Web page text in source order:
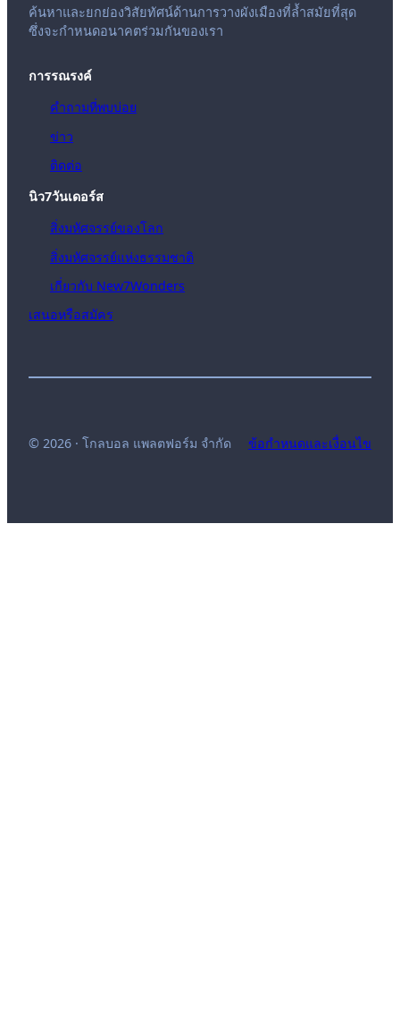
ค้นหาและยกย่องวิสัยทัศน์ด้านการวางผังเมืองที่ล้ำสมัยที่สุด
ซึ่งจะกำหนดอนาคตร่วมกันของเรา
การรณรงค์
คำถามที่พบบ่อย
ข่าว
ติดต่อ
นิว7วันเดอร์ส
สิ่งมหัศจรรย์ของโลก
สิ่งมหัศจรรย์แห่งธรรมชาติ
เกี่ยวกับ New7Wonders
เสนอหรือสมัคร
© 2026 · โกลบอล แพลตฟอร์ม จำกัด ข้อกำหนดและเงื่อนไข